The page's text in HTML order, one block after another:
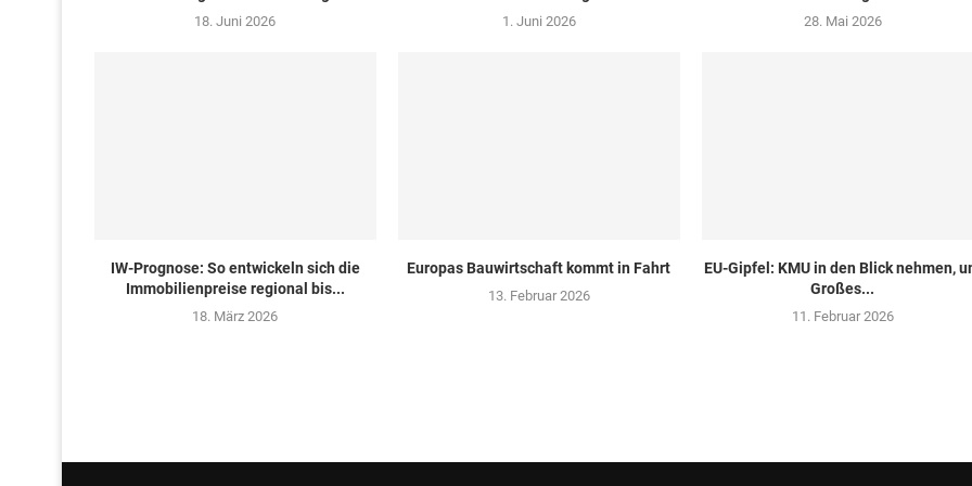
18. Juni 2026 1. Juni 2026 28. Mai 2026
IW-Prognose: So entwickeln sich die
Immobilienpreise regional bis...
18. März 2026
Europas Bauwirtschaft kommt in Fahrt
13. Februar 2026
EU-Gipfel: KMU in den Blick nehmen,
Großes...
11. Februar 2026